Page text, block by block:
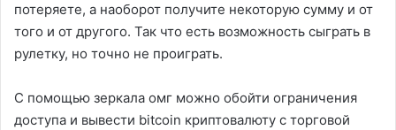
потеряете, а наоборот получите некоторую сумму и от
того и от другого. Так что есть возможность сыграть в
рулетку, но точно не проиграть.
С помощью зеркала омг можно обойти ограничения
доступа и вывести bitcoin криптовалюту с торговой